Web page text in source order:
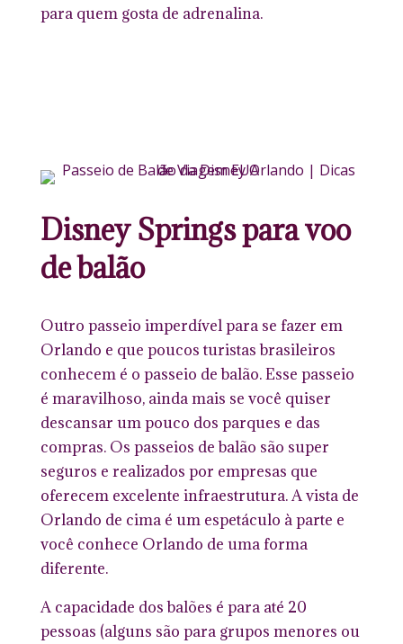
para quem gosta de adrenalina.
Disney Springs para voo
de balão
Outro passeio imperdível para se fazer em
Orlando e que poucos turistas brasileiros
conhecem é o passeio de balão. Esse passeio
é maravilhoso, ainda mais se você quiser
descansar um pouco dos parques e das
compras. Os passeios de balão são super
seguros e realizados por empresas que
oferecem excelente infraestrutura. A vista de
Orlando de cima é um espetáculo à parte e
você conhece Orlando de uma forma
diferente.
A capacidade dos balões é para até 20
pessoas (alguns são para grupos menores ou